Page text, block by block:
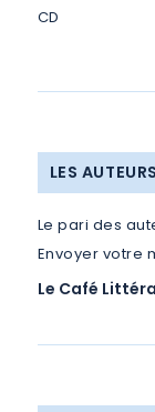
CD
LES AUTEURS
Le pari des
Envoyer votre
Le Café